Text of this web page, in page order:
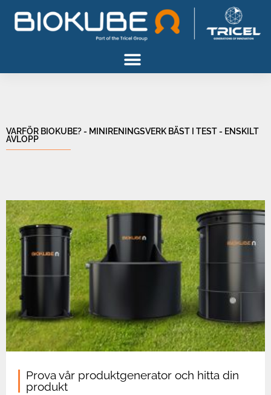
indholdet
VARFÖR BIOKUBE? - MINIRENINGSVERK BÄST I TEST - ENSKILT
AVLOPP
Prova vår produktgenerator och hitta din
produkt